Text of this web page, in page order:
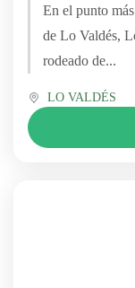
En el punto
de Lo Valdés,
rodeado de...
LO VALDÉS